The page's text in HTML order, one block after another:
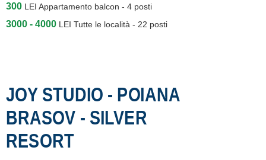
300 LEI Appartamento balcon - 4 posti
3000 - 4000 LEI Tutte le località - 22 posti
JOY STUDIO - POIANA
BRASOV - SILVER
RESORT